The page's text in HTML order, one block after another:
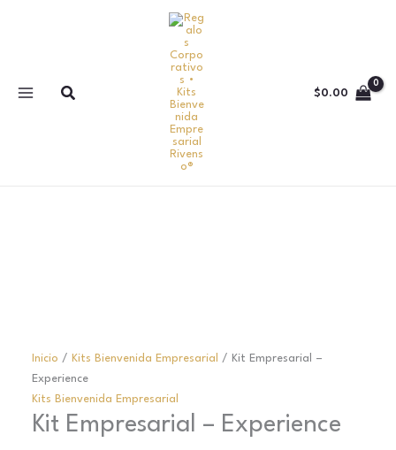
Buscar $0.00
Inicio / Kits Bienvenida Empresarial
/ Kit Empresarial –
Experience
Kits Bienvenida Empresarial
Kit Empresarial – Experience
cantidad